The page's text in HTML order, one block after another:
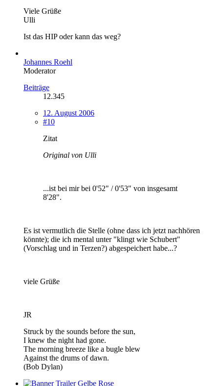
Viele Grüße
Ulli
Ist das HIP oder kann das weg?
Johannes Roehl
Moderator
Beiträge
12.345
12. August 2006
#10
Zitat
Original von Ulli
...ist bei mir bei 0'52" / 0'53" von insgesamt
8'28".
Es ist vermutlich die Stelle (ohne dass ich jetzt nachhören
könnte); die ich mental unter "klingt wie Schubert"
(Vorschlag und in Terzen?) abgespeichert habe...?
viele Grüße
JR
Struck by the sounds before the sun,
I knew the night had gone.
The morning breeze like a bugle blew
Against the drums of dawn.
(Bob Dylan)